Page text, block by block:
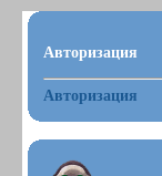
Авторизация
Авторизация